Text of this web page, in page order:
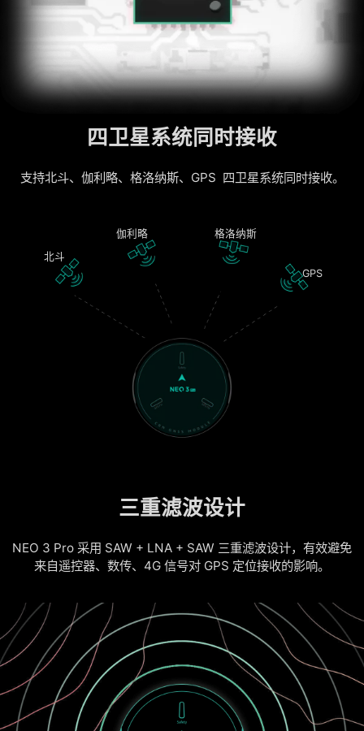
四卫星系统同时接收
支持北斗、伽利略、格洛纳斯、GPS 四卫星系统同时接收。
GPS
格洛纳斯
伽利略
北斗
三重滤波设计
NEO 3 Pro 采用 SAW + LNA + SAW 三重滤波设计，有效避免
来自遥控器、数传、4G 信号对 GPS 定位接收的影响。